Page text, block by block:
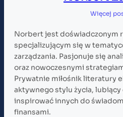
Więcej
Norbert jest doświadczonym
specjalizującym się w
zarządzania. Pasjonuje się
oraz nowoczesnymi
Prywatnie miłośnik literatury
aktywnego stylu życia,
inspirować innych do
finansami.